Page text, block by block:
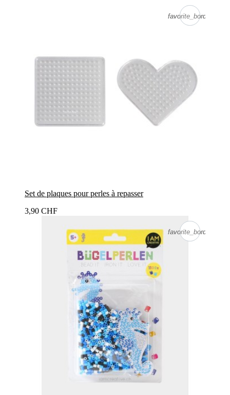
favorite_border
favorite_border
Set de plaques pour perles à repasser
3,90 CHF
favorite_border
favorite_border